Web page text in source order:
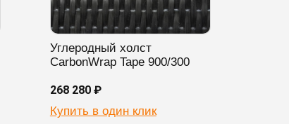
Углеродный холст
CarbonWrap Tape 900/300
268 280 ₽
Купить в один клик